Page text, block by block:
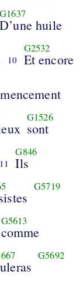
G1637
D’une huile
10
G2532
Et encore
G1526
sont
11
G846
Ils
G5719
G5613
comme
G5692